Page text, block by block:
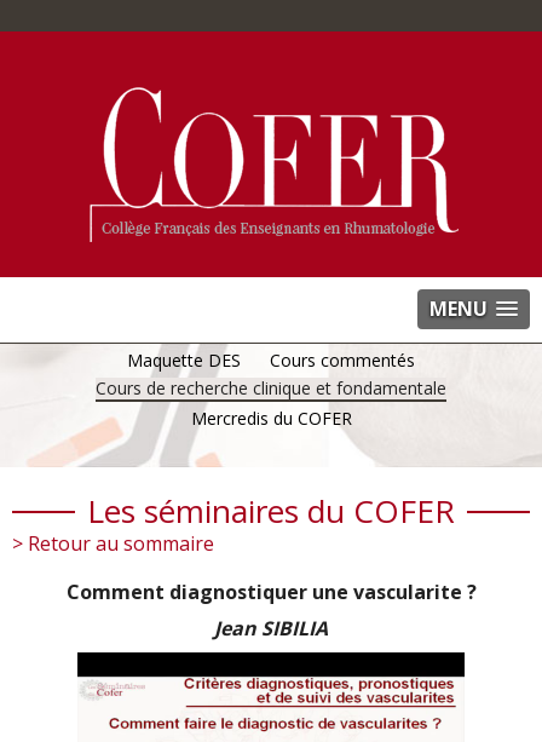
MENU
Maquette DES
Cours commentés
Cours de recherche clinique et fondamentale
Mercredis du COFER
Les séminaires du COFER
> Retour au sommaire
Comment diagnostiquer une vascularite ?
Jean SIBILIA